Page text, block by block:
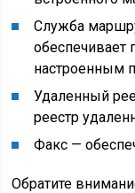
Служба
обеспечивает
настроенным
Удаленный
реестр
Факс —
Обратите